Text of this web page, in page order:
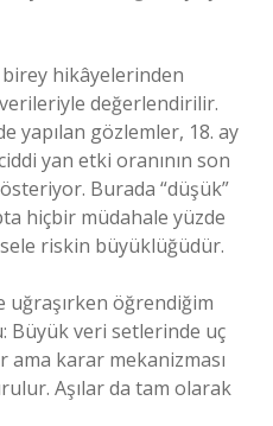
birey hikâyelerinden
değerlendirilir.
yapılan gözlemler, 18. ay
yan etki oranının son
Burada “düşük”
hiçbir müdahale yüzde
riskin büyüklüğüdür.
uğraşırken öğrendiğim
Büyük veri setlerinde uç
ama karar mekanizması
Aşılar da tam olarak